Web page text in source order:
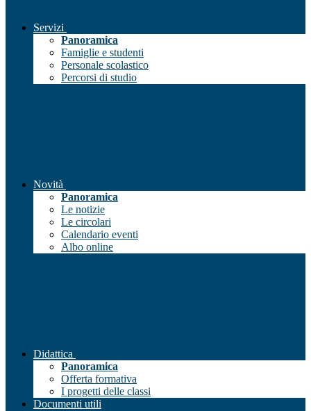
Servizi
Panoramica
Famiglie e studenti
Personale scolastico
Percorsi di studio
Novità
Panoramica
Le notizie
Le circolari
Calendario eventi
Albo online
Didattica
Panoramica
Offerta formativa
I progetti delle classi
Documenti utili